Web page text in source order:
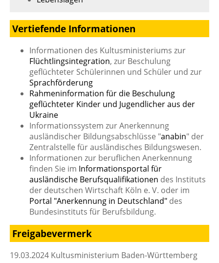
Vertiefende Informationen
Informationen des Kultusministeriums zur
Flüchtlingsintegration, zur Beschulung
geflüchteter Schülerinnen und Schüler und zur
Sprachförderung
Rahmeninformation für die Beschulung
geflüchteter Kinder und Jugendlicher aus der
Ukraine
Informationssystem zur Anerkennung
ausländischer Bildungsabschlüsse "anabin" der
Zentralstelle für ausländisches Bildungswesen.
Informationen zur beruflichen Anerkennung
finden Sie im Informationsportal für
ausländische Berufsqualifikationen des Instituts
der deutschen Wirtschaft Köln e. V. oder im
Portal "Anerkennung in Deutschland" des
Bundesinstituts für Berufsbildung.
Freigabevermerk
19.03.2024 Kultusministerium Baden-Württemberg